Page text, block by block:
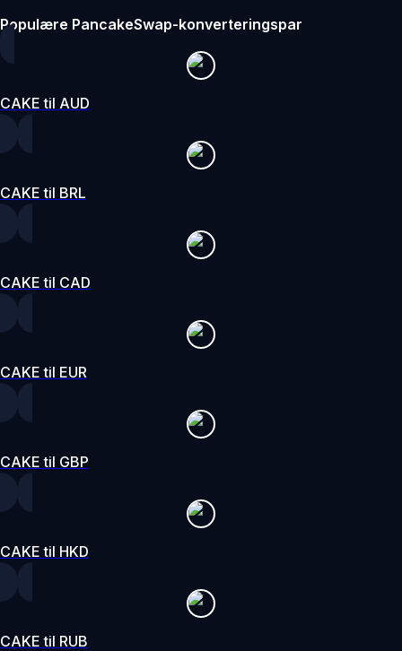
Populære PancakeSwap-konverteringspar
CAKE til AUD
CAKE til BRL
CAKE til CAD
CAKE til EUR
CAKE til GBP
CAKE til HKD
CAKE til RUB